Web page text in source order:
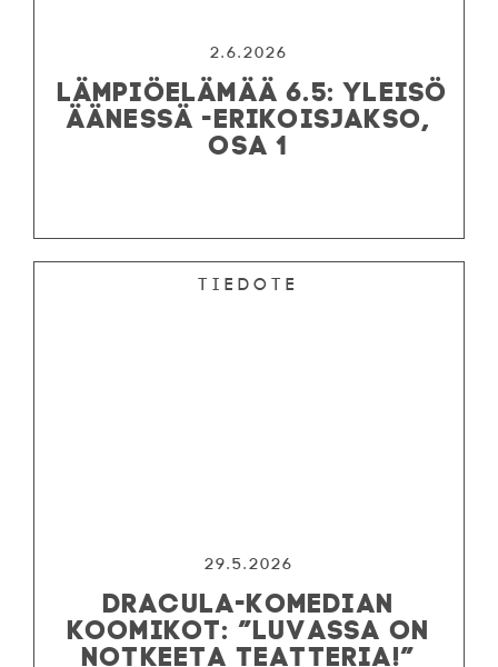
2.6.2026
LÄMPIÖELÄMÄÄ 6.5: YLEISÖ
ÄÄNESSÄ -ERIKOISJAKSO,
OSA 1
Tiedote
29.5.2026
DRACULA-KOMEDIAN
KOOMIKOT: ”LUVASSA ON
NOTKEETA TEATTERIA!”